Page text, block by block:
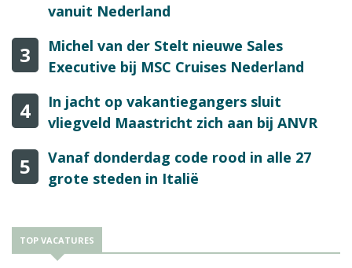
vanuit Nederland
3
Michel van der Stelt nieuwe Sales
Executive bij MSC Cruises Nederland
4
In jacht op vakantiegangers sluit
vliegveld Maastricht zich aan bij ANVR
5
Vanaf donderdag code rood in alle 27
grote steden in Italië
TOP VACATURES